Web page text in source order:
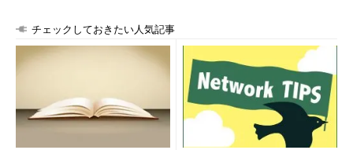
チェックしておきたい人気記事